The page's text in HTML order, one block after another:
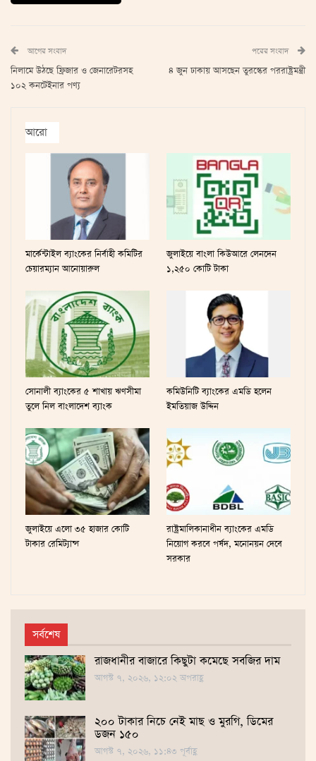
আগের সংবাদ
নিলামে উঠছে ফ্রিজার ও জেনারেটরসহ
১০২ কনটেইনার পণ্য
পরের সংবাদ
৪ জুন ঢাকায় আসছেন তুরস্কের পররাষ্ট্রমন্ত্রী
আরো
মার্কেন্টাইল ব্যাংকের নির্বাহী কমিটির
চেয়ারম্যান আনোয়ারুল
জুলাইয়ে বাংলা কিউআরে লেনদেন
১,২৫০ কোটি টাকা
সোনালী ব্যাংকের ৫ শাখায় ঋণসীমা
তুলে নিল বাংলাদেশ ব্যাংক
কমিউনিটি ব্যাংকের এমডি হলেন
ইমতিয়াজ উদ্দিন
জুলাইয়ে এলো ৩৫ হাজার কোটি
টাকার রেমিট্যান্স
রাষ্ট্রমালিকানাধীন ব্যাংকের এমডি
নিয়োগ করবে পর্ষদ, মনোনয়ন দেবে
সরকার
সর্বশেষ
রাজধানীর বাজারে কিছুটা কমেছে সবজির দাম
আগস্ট ৭, ২০২৬, ১২:০২ অপরাহ্ণ
২০০ টাকার নিচে নেই মাছ ও মুরগি, ডিমের
ডজন ১৫০
আগস্ট ৭, ২০২৬, ১১:৪৩ পূর্বাহ্ণ